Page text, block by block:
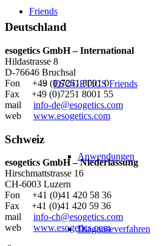
Friends
ESOGETICS Friends
Anwendungen
Diagnoseverfahren
Deutschland
esogetics GmbH – International
Hildastrasse 8
D-76646 Bruchsal
Fon +49 (0)7251 8001 0
Fax +49 (0)7251 8001 55
mail info-de@esogetics.com
web www.esogetics.com
Schweiz
esogetics GmbH – Niederlassung
Hirschmattstrasse 16
CH-6003 Luzern
Fon +41 (0)41 420 58 36
Fax +41 (0)41 420 59 36
mail info-ch@esogetics.com
web www.esogetics.com